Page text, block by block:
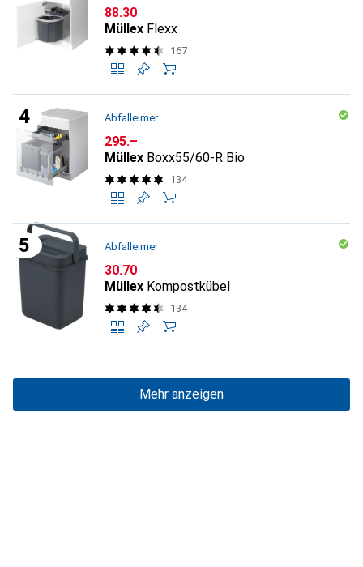
CHF
88.30
Müllex Flexx
167
Abfalleimer
CHF
295.–
Müllex Boxx55/60-R Bio
134
Abfalleimer
CHF
30.70
Müllex Kompostkübel
134
Mehr anzeigen